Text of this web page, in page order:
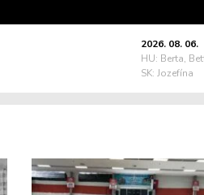
2026. 08. 06.
HU: Berta,
SK: Jozefína